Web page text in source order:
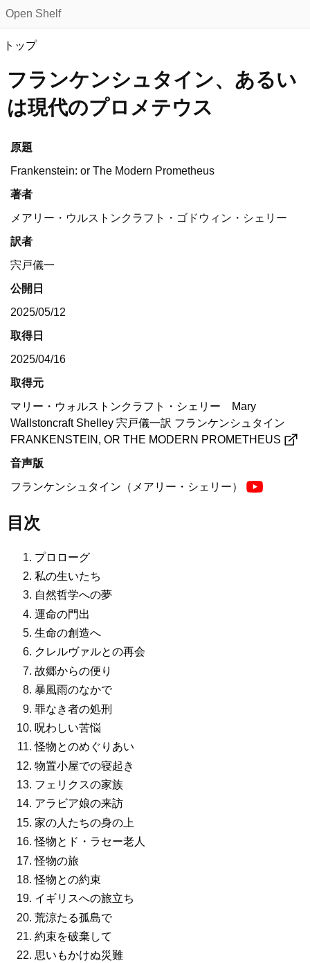
Open Shelf
トップ
フランケンシュタイン、あるい
は現代のプロメテウス
原題
Frankenstein: or The Modern Prometheus
著者
メアリー・ウルストンクラフト・ゴドウィン・シェリー
訳者
宍戸儀一
公開日
2025/05/12
取得日
2025/04/16
取得元
マリー・ウォルストンクラフト・シェリー Mary
Wallstoncraft Shelley 宍戸儀一訳 フランケンシュタイン
FRANKENSTEIN, OR THE MODERN PROMETHEUS
音声版
フランケンシュタイン（メアリー・シェリー）
目次
プロローグ
私の生いたち
自然哲学への夢
運命の門出
生命の創造へ
クレルヴァルとの再会
故郷からの便り
暴風雨のなかで
罪なき者の処刑
呪わしい苦悩
怪物とのめぐりあい
物置小屋での寝起き
フェリクスの家族
アラビア娘の来訪
家の人たちの身の上
怪物とド・ラセー老人
怪物の旅
怪物との約束
イギリスへの旅立ち
荒涼たる孤島で
約束を破棄して
思いもかけぬ災難